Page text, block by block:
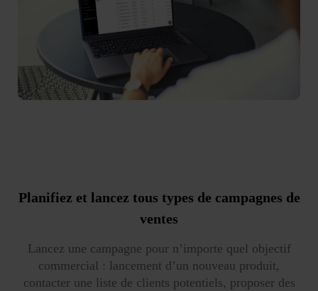
Planifiez et lancez tous types de campagnes de
ventes
Lancez une campagne pour n’importe quel objectif
commercial : lancement d’un nouveau produit,
contacter une liste de clients potentiels, proposer des